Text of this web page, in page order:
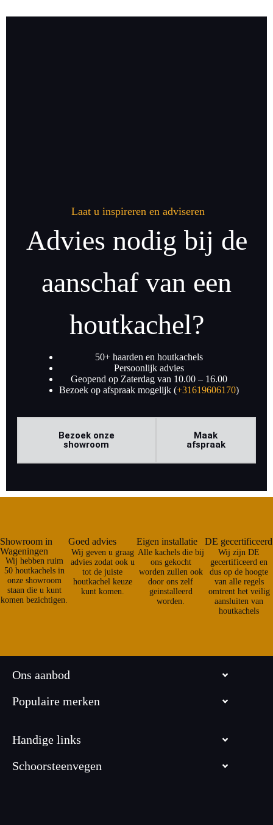
Laat u inspireren en adviseren
Advies nodig bij de
aanschaf van een
houtkachel?
50+ haarden en houtkachels
Persoonlijk advies
Geopend op Zaterdag van 10.00 – 16.00
Bezoek op afspraak mogelijk (+31619606170)
Bezoek onze
showroom
Maak
afspraak
Showroom in
Wageningen
Wij hebben ruim
50 houtkachels in
onze showroom
staan die u kunt
komen bezichtigen.
Goed advies
Wij geven u graag
advies zodat ook u
tot de juiste
houtkachel keuze
kunt komen.
Eigen installatie
Alle kachels die bij
ons gekocht
worden zullen ook
door ons zelf
geinstalleerd
worden.
DE gecertificeerd
Wij zijn DE
gecertificeerd en
dus op de hoogte
van alle regels
omtrent het veilig
aansluiten van
houtkachels
Ons aanbod
Populaire merken
Handige links
Schoorsteenvegen